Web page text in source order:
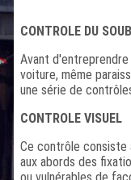
CONTROLE DU
Avant
voiture, même
une série de
CONTROLE VISUEL
Ce contrôle consiste
aux abords des